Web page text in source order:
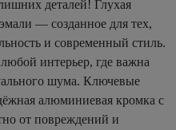
деталей! Глухая
— созданное для тех,
и современный стиль.
интерьер, где важна
шума. Ключевые
алюминиевая кромка с
от повреждений и